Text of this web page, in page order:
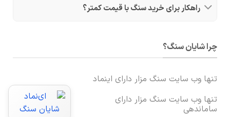
راهکار برای خرید سنگ با قیمت کمتر؟
چرا شایان سنگ؟
تنها وب سایت سنگ مزار دارای اینماد
تنها وب سایت سنگ مزار دارای
ساماندهی